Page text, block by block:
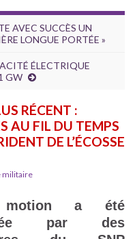
AVEC SUCCÈS UN
LONGUE PORTÉE »
ÉLECTRIQUE
GW
RÉCENT :
AU FIL DU TEMPS
DE L’ÉCOSSE
militaire
motion a été
par des